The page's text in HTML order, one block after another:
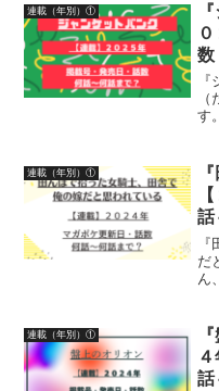
連載（年別）①
数
す
連載（年別）①
話
だ
ん
連載（年別）①
話